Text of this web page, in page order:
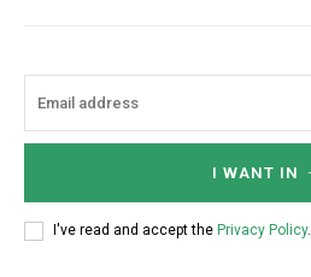
I WANT IN
I've read and accept the Privacy Policy.